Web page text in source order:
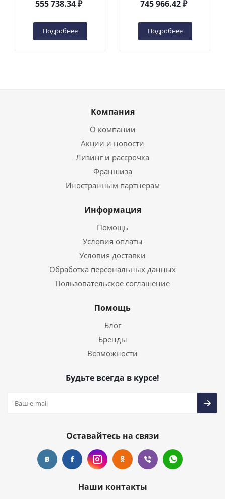
(автономный) (G) в
555 738.34₽
Подробнее
(автономный) (N) в
745 966.42₽
Подробнее
Компания
О компании
Акции и новости
Лизинг и рассрочка
Франшиза
Иностранным партнерам
Информация
Помощь
Условия оплаты
Условия доставки
Обработка персональных данных
Пользовательское соглашение
Помощь
Блог
Бренды
Возможности
Будьте всегда в курсе!
Оставайтесь на связи
Наши контакты